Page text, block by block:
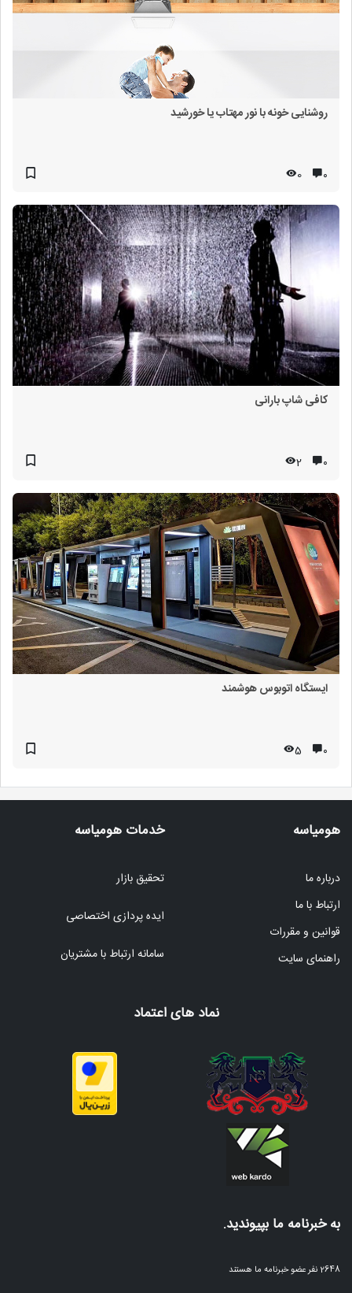
روشنایی خونه با نور مهتاب یا خورشید
۰ 0
کافی شاپ بارانی
۰ 2
ایستگاه اتوبوس هوشمند
۰ 5
هومیاسه
درباره ما
ارتباط با ما
قوانین و مقررات
راهنمای سایت
خدمات هومیاسه
تحقیق بازار
ایده پردازی اختصاصی
سامانه ارتباط با مشتریان
نماد های اعتماد
به خبرنامه ما بپیوندید.
2648 نفر عضو خبرنامه ما هستند